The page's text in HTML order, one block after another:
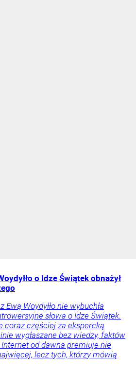
o Idze Świątek obnażył
Woydyłło nie wybuchła
słowa o Idze Świątek.
coraz częściej za ekspercką
wygłaszane bez wiedzy, faktów
od dawna premiuje nie
lecz tych, którzy mówią